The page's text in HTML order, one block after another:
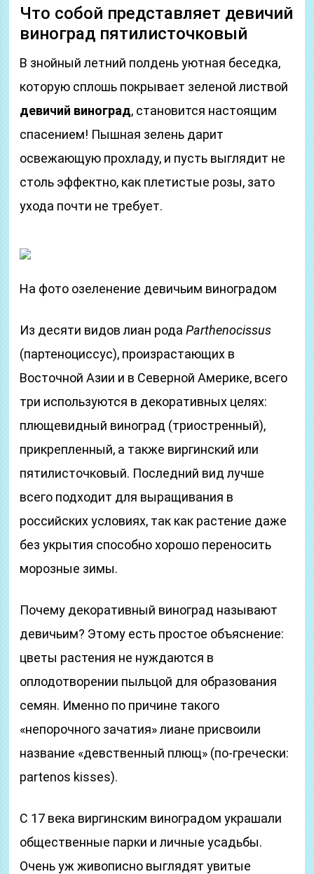
Что собой представляет девичий
виноград пятилисточковый
В знойный летний полдень уютная беседка,
которую сплошь покрывает зеленой листвой
девичий виноград, становится настоящим
спасением! Пышная зелень дарит
освежающую прохладу, и пусть выглядит не
столь эффектно, как плетистые розы, зато
ухода почти не требует.
На фото озеленение девичьим виноградом
Из десяти видов лиан родаParthenocissus
(партеноциссус), произрастающих в
Восточной Азии и в Северной Америке, всего
три используются в декоративных целях:
плющевидный виноград (триостренный),
прикрепленный, а также виргинский или
пятилисточковый. Последний вид лучше
всего подходит для выращивания в
российских условиях, так как растение даже
без укрытия способно хорошо переносить
морозные зимы.
Почему декоративный виноград называют
девичьим? Этому есть простое объяснение:
цветы растения не нуждаются в
оплодотворении пыльцой для образования
семян. Именно по причине такого
«непорочного зачатия» лиане присвоили
название «девственный плющ» (по-гречески:
partenos kisses).
С 17 века виргинским виноградом украшали
общественные парки и личные усадьбы.
Очень уж живописно выглядят увитые